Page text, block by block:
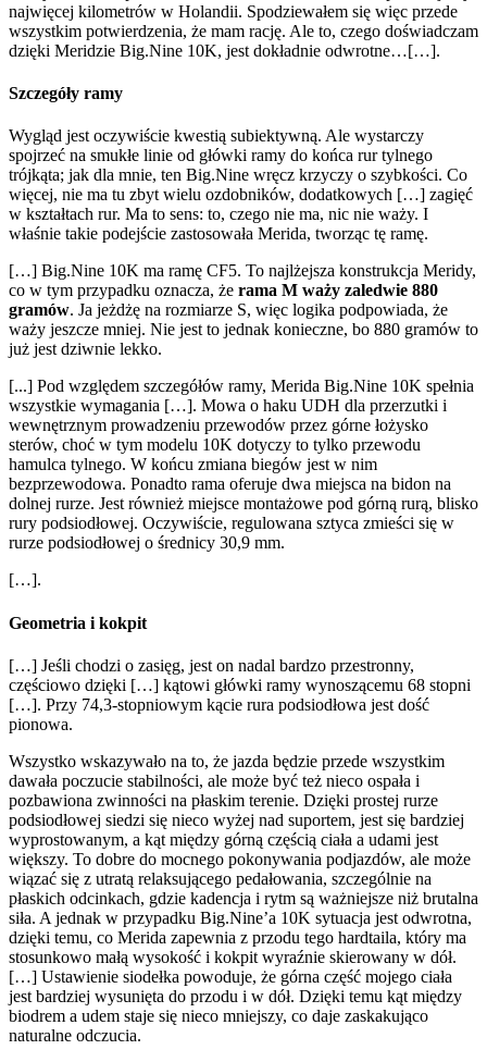
najwięcej kilometrów w Holandii. Spodziewałem się więc przede
wszystkim potwierdzenia, że ​​mam rację. Ale to, czego doświadczam
dzięki Meridzie Big.Nine 10K, jest dokładnie odwrotne…[…].
Szczegóły ramy
Wygląd jest oczywiście kwestią subiektywną. Ale wystarczy
spojrzeć na smukłe linie od główki ramy do końca rur tylnego
trójkąta; jak dla mnie, ten Big.Nine wręcz krzyczy o szybkości. Co
więcej, nie ma tu zbyt wielu ozdobników, dodatkowych […] zagięć
w kształtach rur. Ma to sens: to, czego nie ma, nic nie waży. I
właśnie takie podejście zastosowała Merida, tworząc tę ​​ramę.
[…] Big.Nine 10K ma ramę CF5. To najlżejsza konstrukcja Meridy,
co w tym przypadku oznacza, że ​​rama M waży zaledwie 880
gramów. Ja jeżdżę na rozmiarze S, więc logika podpowiada, że ​​
waży jeszcze mniej. Nie jest to jednak konieczne, bo 880 gramów to
już jest dziwnie lekko.
[...] Pod względem szczegółów ramy, Merida Big.Nine 10K spełnia
wszystkie wymagania […]. Mowa o haku UDH dla przerzutki i
wewnętrznym prowadzeniu przewodów przez górne łożysko
sterów, choć w tym modelu 10K dotyczy to tylko przewodu
hamulca tylnego. W końcu zmiana biegów jest w nim
bezprzewodowa. Ponadto rama oferuje dwa miejsca na bidon na
dolnej rurze. Jest również miejsce montażowe pod górną rurą, blisko
rury podsiodłowej. Oczywiście, regulowana sztyca zmieści się w
rurze podsiodłowej o średnicy 30,9 mm.
[…].
Geometria i kokpit
[…] Jeśli chodzi o zasięg, jest on nadal bardzo przestronny,
częściowo dzięki […] kątowi główki ramy wynoszącemu 68 stopni
[…]. Przy 74,3-stopniowym kącie rura podsiodłowa jest dość
pionowa.
Wszystko wskazywało na to, że jazda będzie przede wszystkim
dawała poczucie stabilności, ale może być też nieco ospała i
pozbawiona zwinności na płaskim terenie. Dzięki prostej rurze
podsiodłowej siedzi się nieco wyżej nad suportem, jest się bardziej
wyprostowanym, a kąt między górną częścią ciała a udami jest
większy. To dobre do mocnego pokonywania podjazdów, ale może
wiązać się z utratą relaksującego pedałowania, szczególnie na
płaskich odcinkach, gdzie kadencja i rytm są ważniejsze niż brutalna
siła. A jednak w przypadku Big.Nine’a 10K sytuacja jest odwrotna,
dzięki temu, co Merida zapewnia z przodu tego hardtaila, który ma
stosunkowo małą wysokość i kokpit wyraźnie skierowany w dół.
[…] Ustawienie siodełka powoduje, że górna część mojego ciała
jest bardziej wysunięta do przodu i w dół. Dzięki temu kąt między
biodrem a udem staje się nieco mniejszy, co daje zaskakująco
naturalne odczucia.